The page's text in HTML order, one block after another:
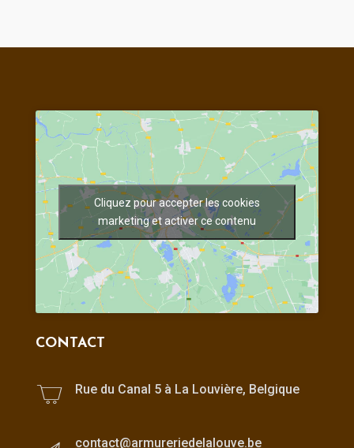
Cliquez pour accepter les cookies
marketing et activer ce contenu
CONTACT
Rue du Canal 5 à La Louvière, Belgique
contact@armureriedelalouve.be